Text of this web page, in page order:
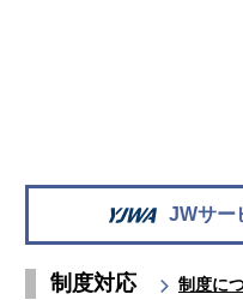
JWサー
制度対応 制度に